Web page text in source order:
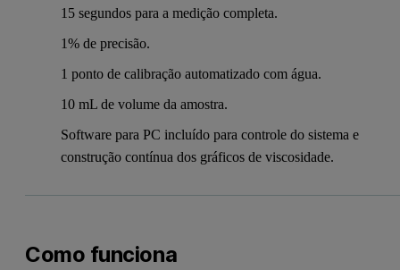
15 segundos para a medição completa.
1% de precisão.
1 ponto de calibração automatizado com água.
10 mL de volume da amostra.
Software para PC incluído para controle do sistema e
construção contínua dos gráficos de viscosidade.
Como funciona